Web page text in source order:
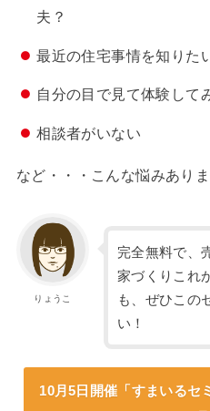
夫？
最近の住宅事情を知りた
自分の目で見て体験して
相談者がいない
など・・・こんな悩みあり
りょうこ
完全無料で、
家づくりこれ
も、ぜひこの
い！
10月5日開催「すまいるセ